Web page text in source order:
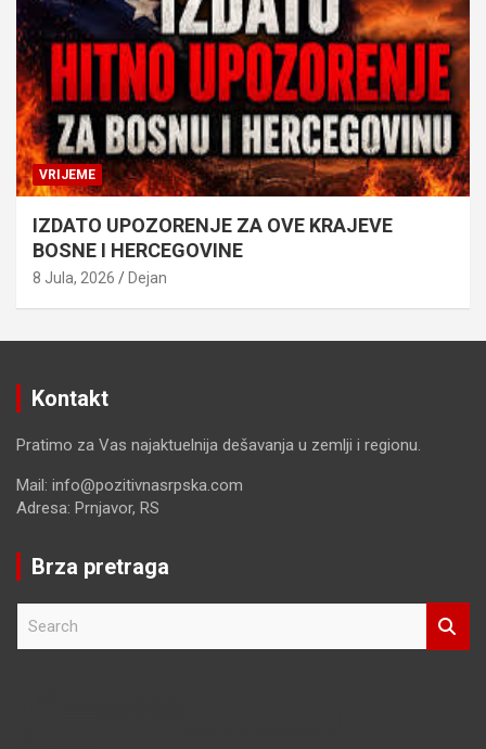
VRIJEME
IZDATO UPOZORENJE ZA OVE KRAJEVE
BOSNE I HERCEGOVINE
8 Jula, 2026 Dejan
Kontakt
Pratimo za Vas najaktuelnija dešavanja u zemlji i regionu.
Mail: info@pozitivnasrpska.com
Adresa: Prnjavor, RS
Brza pretraga